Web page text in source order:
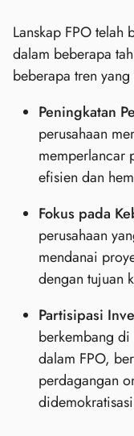
Lanskap FPO telah
dalam beberapa
beberapa tren
Peningkatan
perusahaan
memperlancar
efisien dan
Fokus pada
perusahaan
mendanai
dengan tujuan
Partisipasi
berkembang
dalam FPO,
perdagangan